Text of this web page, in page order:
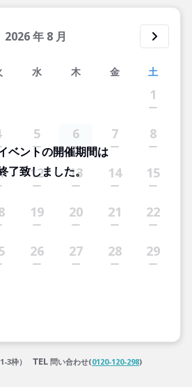
2026年 8 月
水 木 金 土
1
5 6 7 8
12 13 14 15
19 20 21 22
26 27 28 29
ベントの開催期間は
了致しました。
3枠） 問い合わせ(0120-120-298)